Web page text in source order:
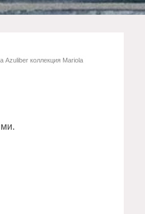
Azuliber коллекция Mariola